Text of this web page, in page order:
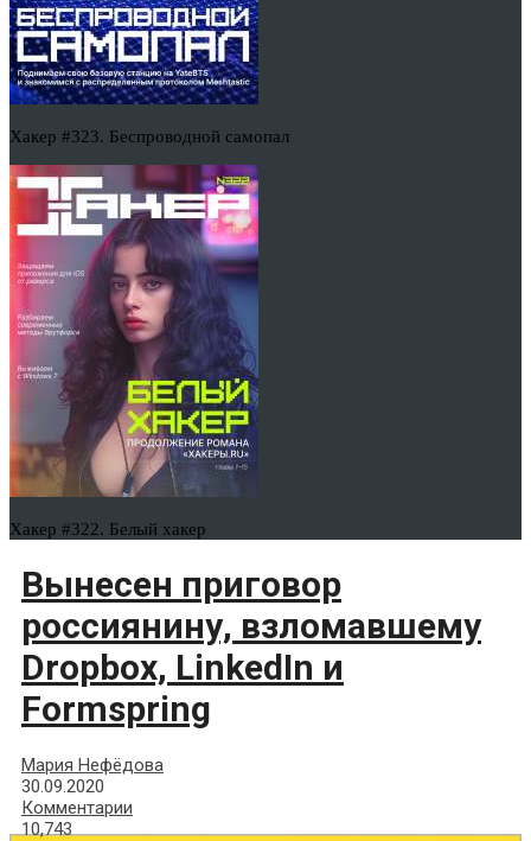
Хакер #323. Беспроводной самопал
Хакер #322. Белый хакер
Вынесен приговор
россиянину, взломавшему
Dropbox, LinkedIn и
Formspring
Мария Нефёдова
30.09.2020
Комментарии
10,743